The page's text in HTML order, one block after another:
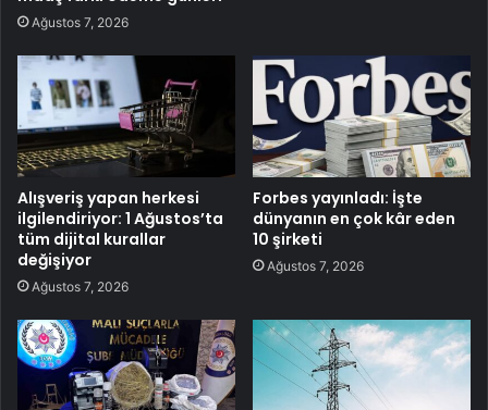
Ağustos 7, 2026
Alışveriş yapan herkesi
ilgilendiriyor: 1 Ağustos’ta
tüm dijital kurallar
değişiyor
Ağustos 7, 2026
Forbes yayınladı: İşte
dünyanın en çok kâr eden
10 şirketi
Ağustos 7, 2026